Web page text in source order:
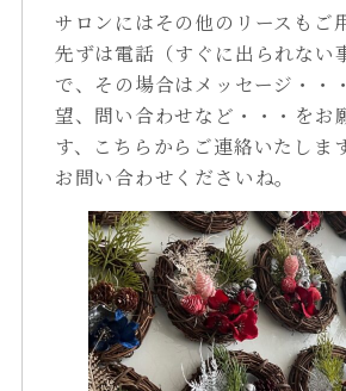
サロンにはその他のリースもご
先ずは電話（すぐに出られない
で、その場合はメッセージ・・
望、問い合わせなど・・・をお
す、こちらからご連絡いたしま
お問い合わせくださいね。